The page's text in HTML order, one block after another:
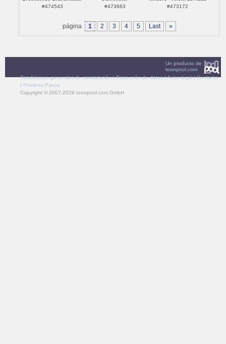
#474543
#473683
#473172
página 1 2 3 4 5 Last »
Un producto de
toonpool.com
Condiciones generales de contratación|Protección de datos|Aviso legal|Contacto
| Primeros Pasos
Copyright © 2007-2026 toonpool.com GmbH